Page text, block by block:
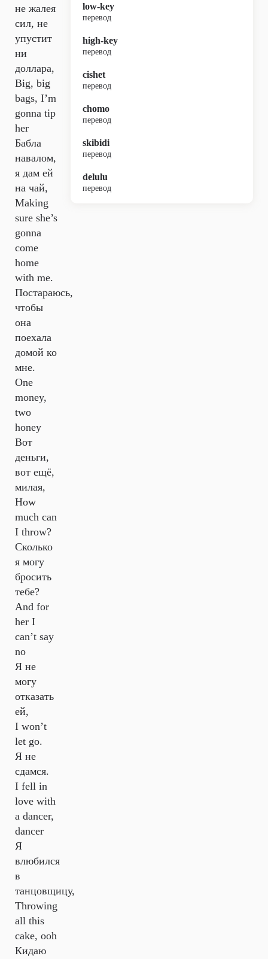
не жалея
сил, не
упустит
ни
доллара,
Big, big
bags, I’m
gonna tip
her
Бабла
навалом,
я дам ей
на чай,
Making
sure she’s
gonna
come
home
with me.
Постараюсь,
чтобы
она
поехала
домой ко
мне.
One
money,
two
honey
Вот
деньги,
вот ещё,
милая,
How
much can
I throw?
Сколько
я могу
бросить
тебе?
And for
her I
can’t say
no
Я не
могу
отказать
ей,
I won’t
let go.
Я не
сдамся.
I fell in
love with
a dancer,
dancer
Я
влюбился
в
танцовщицу,
Throwing
all this
cake, ooh
Кидаю
low-key
перевод
high-key
перевод
cishet
перевод
chomo
перевод
skibidi
перевод
delulu
перевод